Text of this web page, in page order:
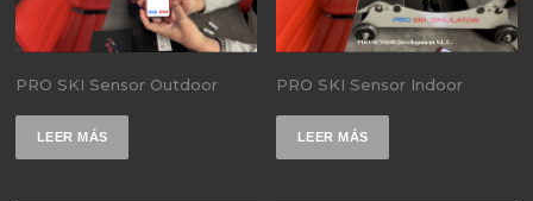
PRO SKI Sensor Outdoor
LEER MÁS
PRO SKI Sensor Indoor
LEER MÁS